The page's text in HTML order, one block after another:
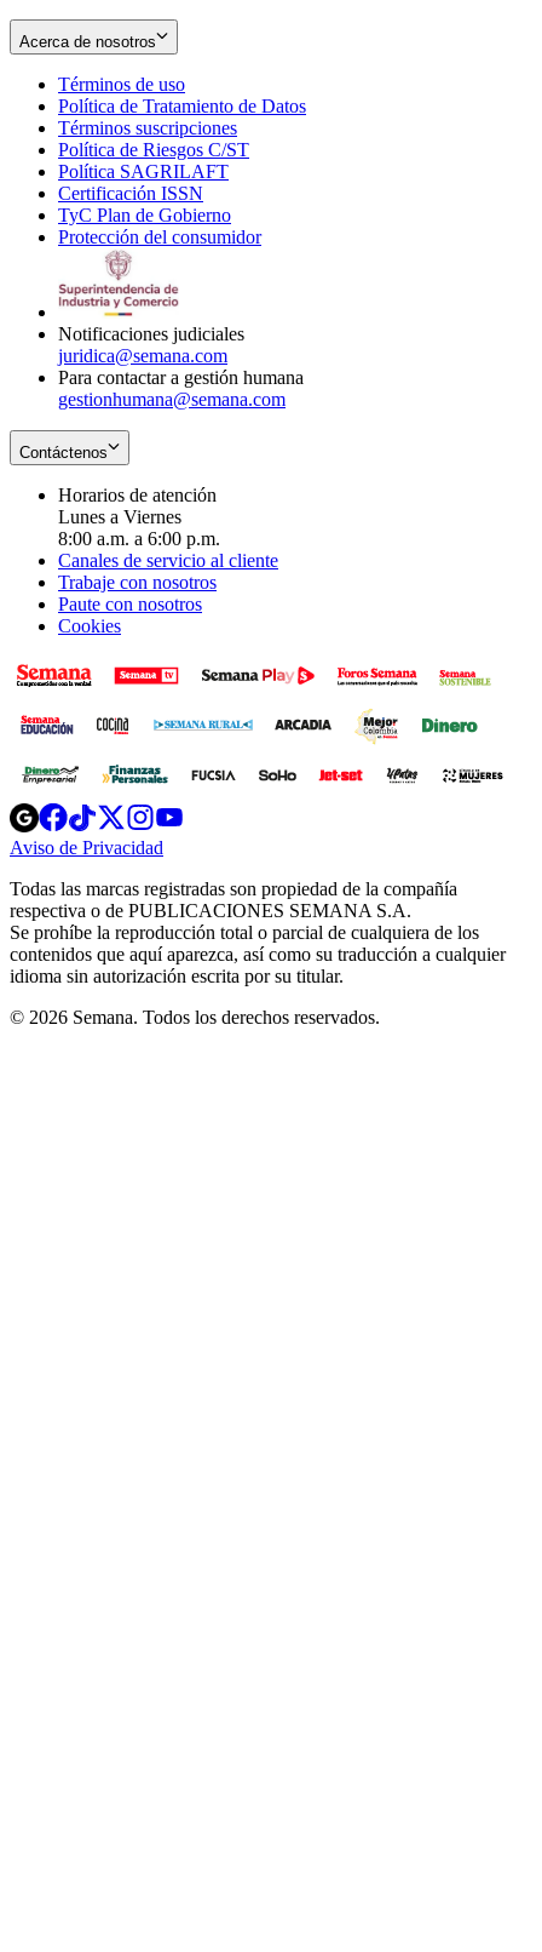
Acerca de nosotros
Términos de uso
in
new
window
Política de Tratamiento de Datos
Términos suscripciones
in
Política de Riesgos C/ST
Política SAGRILAFT
new
window
Certificación ISSN
in
new
TyC Plan de Gobierno
in
Protección del consumidorOpens
Notificaciones judiciales
juridica@semana.com
Para contactar a gestión humana
gestionhumana@semana.com
Contáctenos
Horarios de atención
Lunes a Viernes
8:00 a.m. a 6:00 p.m.
Canales de servicio al cliente
Trabaje con nosotros
Paute con nosotros
Cookies
Opens
in
new
Opens
in
new
Opens
in
new
window
Opens
new
windowwindow
Aviso de Privacidad
new
window
Todas las marcas registradas son propiedad de la compañía
respectiva o de PUBLICACIONES SEMANA S.A.
Se prohíbe la reproducción total o parcial de cualquiera de los
contenidos que aquí aparezca, así como su traducción a cualquier
idioma sin autorización escrita por su titular.
© 2026 Semana. Todos los derechos reservados.